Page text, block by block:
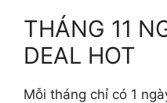
THÁNG 11
DEAL HOT
Mỗi tháng chỉ có 1